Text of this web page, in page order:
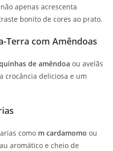
apenas acrescenta
bonito de cores ao prato.
Terra com Amêndoas
de amêndoa ou avelãs
crocância deliciosa e um
como m cardamomo ou
aromático e cheio de